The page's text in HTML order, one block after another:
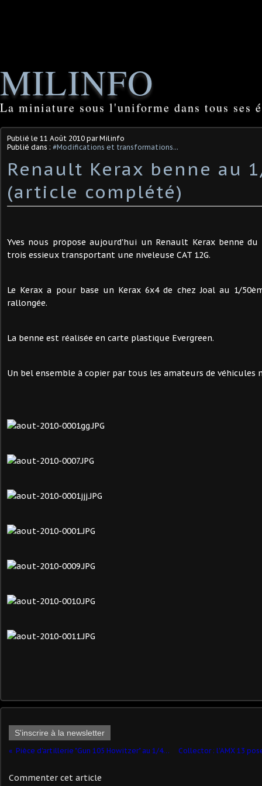
MILINFO
La miniature sous l'uniforme dans tous ses
Publié le 11 Août 2010 par Milinfo
Publié dans : #Modifications et transformations...
Renault Kerax benne au
(article complété)
Yves nous propose aujourd'hui un Renault Kerax benne du
trois essieux transportant une niveleuse CAT 12G.
Le Kerax a pour base un Kerax 6x4 de chez Joal au 1/
rallongée.
La benne est réalisée en carte plastique Evergreen.
Un bel ensemble à copier par tous les amateurs de véhicules
S'inscrire à la newsletter
Pièce d'artillerie "Gun 105 Howitzer" au 1/48 (ASAM)
Commenter cet article